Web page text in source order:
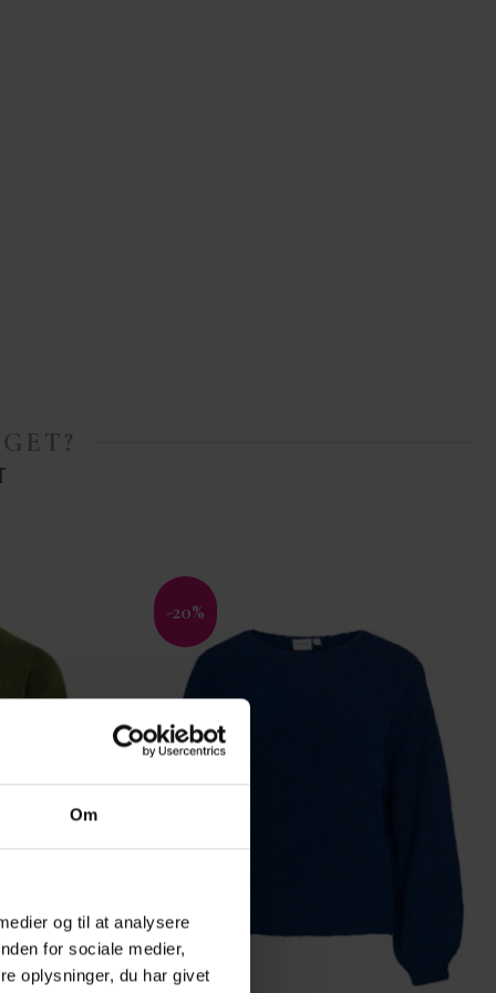
Om
og til at analysere
for sociale medier,
oplysninger, du har givet
Tilføj til
ønskeliste
-20%
Tilføj til
ønskeliste